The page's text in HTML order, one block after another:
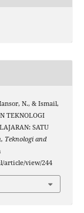
N., & Ismail,
TEKNOLOGI
SATU
Teknologi and
article/view/244